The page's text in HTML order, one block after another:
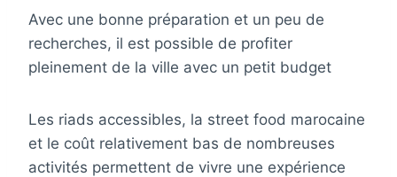
Avec une bonne préparation et un peu de
recherches, il est possible de profiter
pleinement de la ville avec un petit budget
Les riads accessibles, la street food marocaine
et le coût relativement bas de nombreuses
activités permettent de vivre une expérience